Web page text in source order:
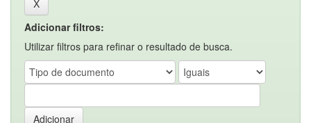
Adicionar filtros:
Utilizar filtros para refinar o resultado de busca.